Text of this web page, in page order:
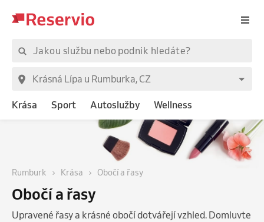
Krása Sport Autoslužby Wellness
Rumburk Krása Obočí a řasy
Obočí a řasy
Upravené řasy a krásné obočí dotvářejí vzhled. Domluvte